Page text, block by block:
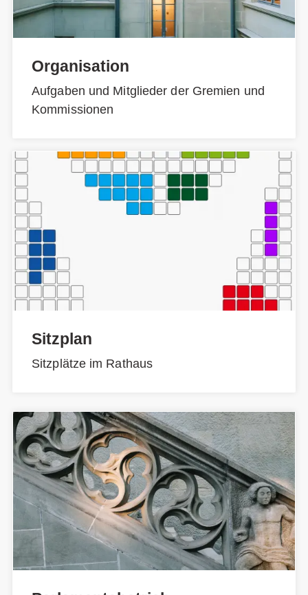
Organisation
Aufgaben und Mitglieder der Gremien und
Kommissionen
Sitzplan
Sitzplätze im Rathaus